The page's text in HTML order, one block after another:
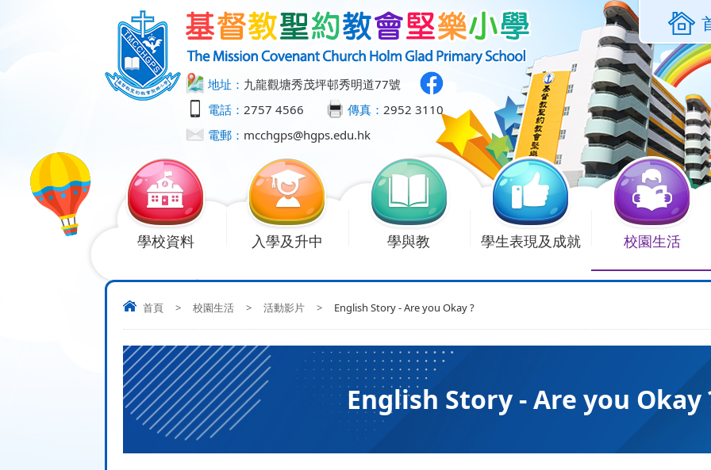
地址： 九龍觀塘秀茂坪邨秀明道77號
電話： 2757 4566 傳真： 2952 3110
電郵： mcchgps@hgps.edu.hk
學校資料 入學及升中 學與教 學生表現及成就 校園生活
首頁 > 校園生活 > 活動影片 > English Story - Are you Okay ?
English Story - Are you Okay